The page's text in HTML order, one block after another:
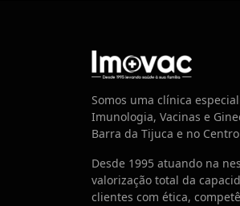
Centro de
Somos uma clínica
Imunologia, Vacinas e
Barra da Tijuca e no
Desde 1995 atuando na
valorização total da
clientes com ética,